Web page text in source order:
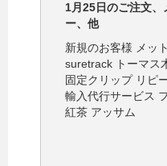
1月25日のご注文
ー、他
新規のお客様 メッ
suretrack トーマス
固定クリップ リピ
輸入代行サービス
紅茶 アッサム